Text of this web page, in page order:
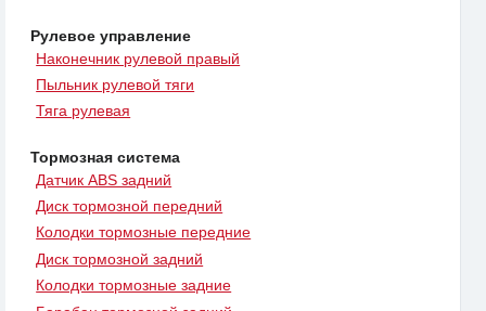
Рулевое управление
Наконечник рулевой правый
Пыльник рулевой тяги
Тяга рулевая
Тормозная система
Датчик ABS задний
Диск тормозной передний
Колодки тормозные передние
Диск тормозной задний
Колодки тормозные задние